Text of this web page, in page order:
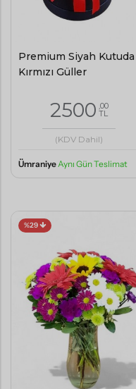
Premium Siyah Kutuda
Kırmızı Güller
2500 ,00
TL
(KDV Dahil)
ÜmraniyeAynı Gün Teslimat
%29